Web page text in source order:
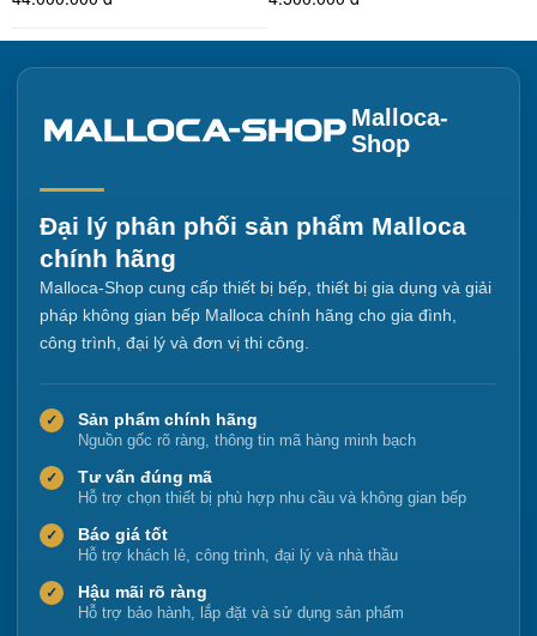
Malloca-
Shop
Đại lý phân phối sản phẩm Malloca
chính hãng
Malloca-Shop cung cấp thiết bị bếp, thiết bị gia dụng và giải
pháp không gian bếp Malloca chính hãng cho gia đình,
công trình, đại lý và đơn vị thi công.
✓ Sản phẩm chính hãng
Nguồn gốc rõ ràng, thông tin mã hàng minh bạch
✓ Tư vấn đúng mã
Hỗ trợ chọn thiết bị phù hợp nhu cầu và không gian bếp
✓ Báo giá tốt
Hỗ trợ khách lẻ, công trình, đại lý và nhà thầu
✓ Hậu mãi rõ ràng
Hỗ trợ bảo hành, lắp đặt và sử dụng sản phẩm